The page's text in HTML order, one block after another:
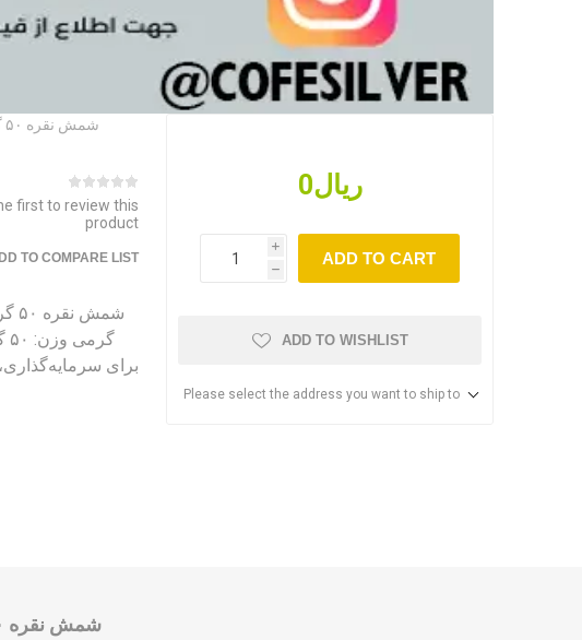
شمش نقره ۵۰ گرمی
first to review this
product
TO COMPARE LIST
برای
ریال0
i
h
ADD TO CART
ADD TO WISHLIST
Please select the address you want to ship to
شمش نقره ۵۰ گرمی؛ انتخابی ایده‌آل برای سرمایه‌گذاری و هدیه